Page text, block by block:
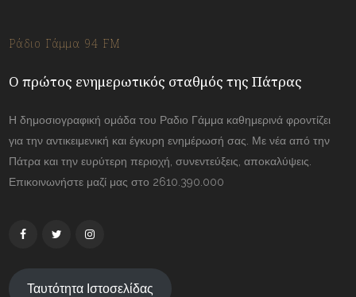
Ράδιο Γάμμα 94 FM
Ο πρώτος ενημερωτικός σταθμός της Πάτρας
Η δημοσιογραφική ομάδα του Ραδιο Γάμμα καθημερινά φροντίζει
για την αντικειμενική και έγκυρη ενημέρωσή σας. Με νέα από την
Πάτρα και την ευρύτερη περιοχή, συνεντεύξεις, αποκαλύψεις.
Επικοινωνήστε μαζί μας στο 2610.390.000
Ταυτότητα Ιστοσελίδας